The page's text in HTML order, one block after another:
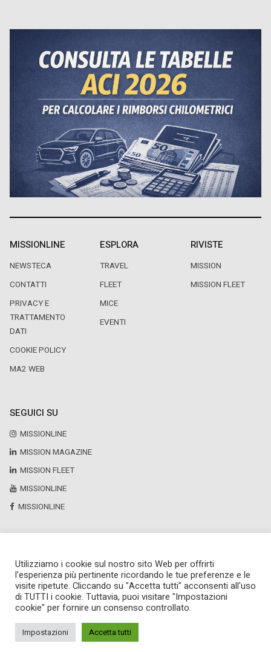
MISSIONLINE
NEWSTECA
CONTATTI
PRIVACY E
TRATTAMENTO
DATI
COOKIE POLICY
MA2 WEB
ESPLORA
TRAVEL
FLEET
MICE
EVENTI
RIVISTE
MISSION
MISSION FLEET
SEGUICI SU
MISSIONLINE
MISSION MAGAZINE
MISSION FLEET
MISSIONLINE
MISSIONLINE
Copyright © 2025 by Newsteca
P.Iva 13171520151
Newsteca S.r.l.
Via Larga, 6
Utilizziamo i cookie sul nostro sito Web per offrirti
l'esperienza più pertinente ricordando le tue preferenze e le
visite ripetute. Cliccando su "Accetta tutti" acconsenti all'uso
di TUTTI i cookie. Tuttavia, puoi visitare "Impostazioni
cookie" per fornire un consenso controllato.
Impostazioni Accetta tutti